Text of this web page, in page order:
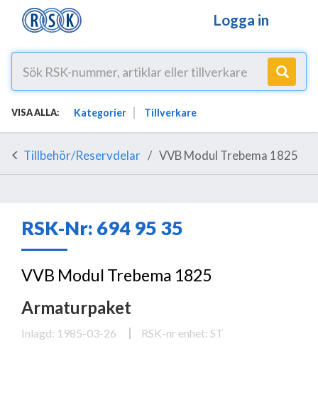
Logga in
VISA ALLA: Kategorier Tillverkare
Tillbehör/Reservdelar VVB Modul Trebema 1825
RSK-Nr: 694 95 35
VVB Modul Trebema 1825
Armaturpaket
Inlagd: 1985-03-26 RSK-nr enhet: ST